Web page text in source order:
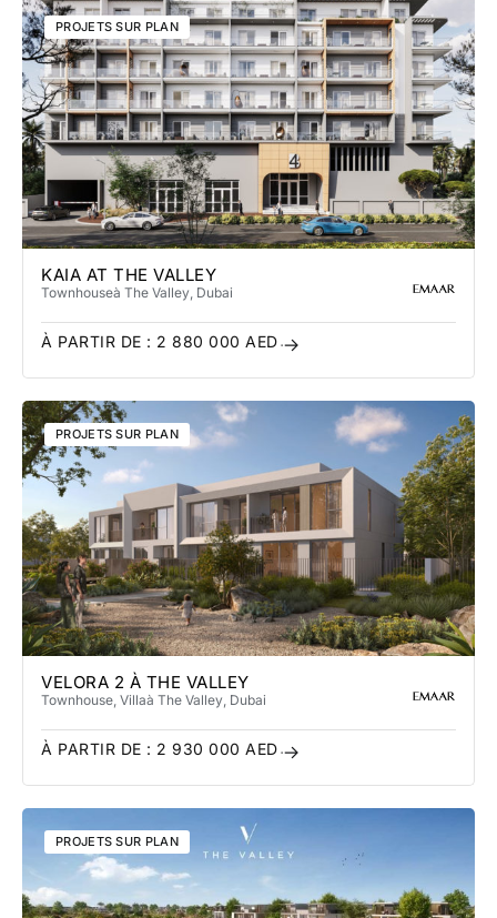
PROJETS SUR PLAN
KAIA AT THE VALLEY
Townhouseà The Valley , Dubai
À PARTIR DE : 2 880 000 AED
PROJETS SUR PLAN
VELORA 2 À THE VALLEY
Townhouse, Villaà The Valley , Dubai
À PARTIR DE : 2 930 000 AED
PROJETS SUR PLAN